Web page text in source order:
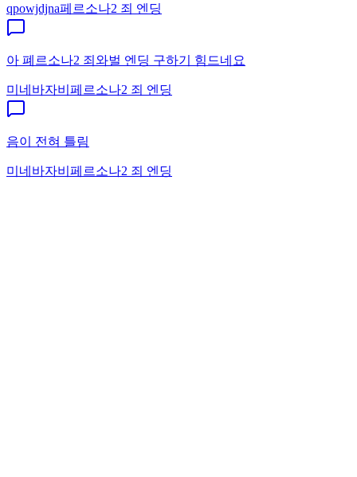
qpowjdjna페르소나2 죄 엔딩
아 폐르소나2 죄와벌 엔딩 구하기 힘드네요
미네바자비 페르소나2 죄 엔딩
음이 전혀 틀림
미네바자비 페르소나2 죄 엔딩